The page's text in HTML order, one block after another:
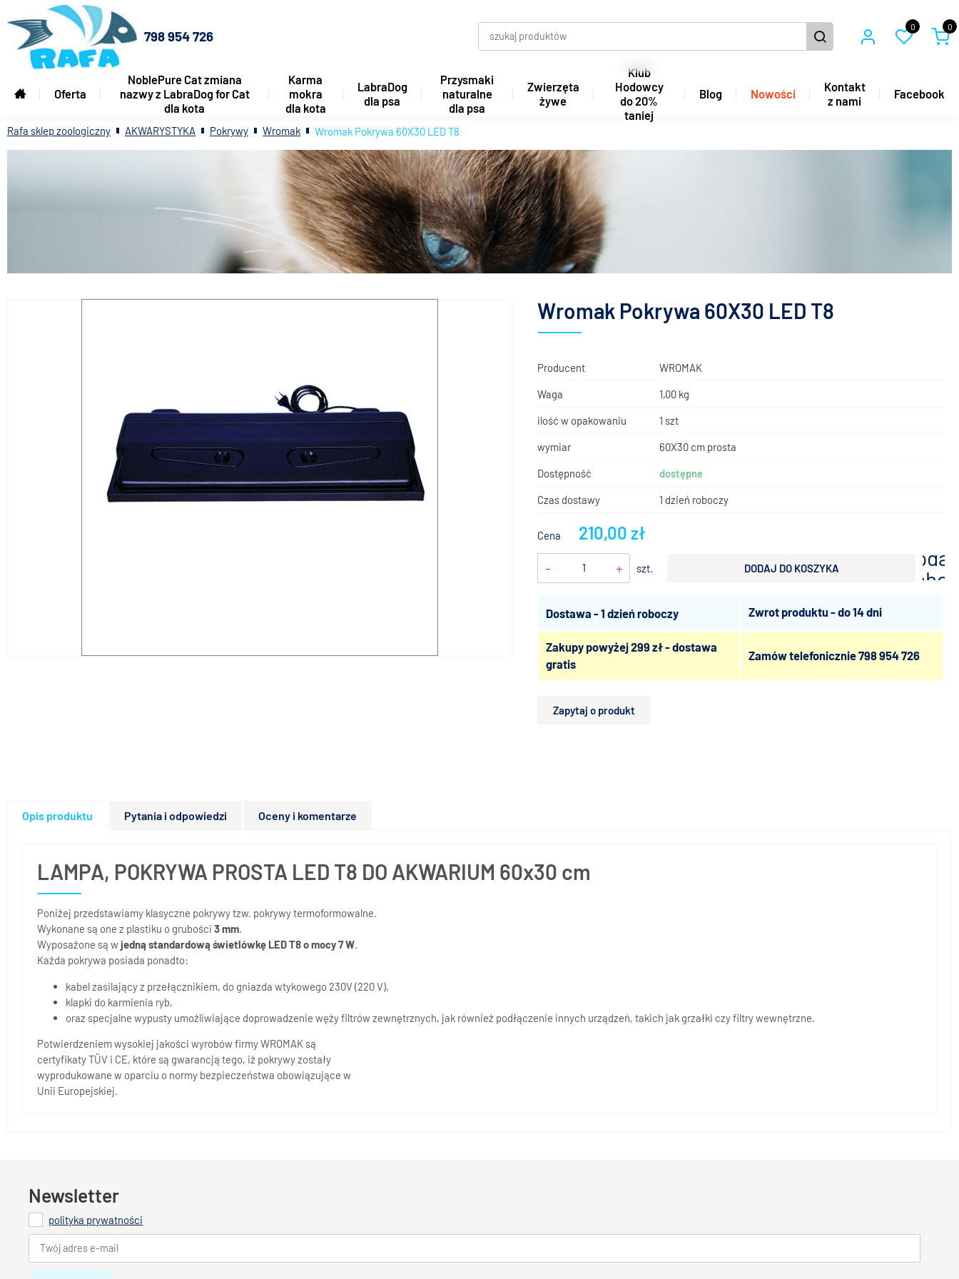
798 954 726
0 0
Oferta
NoblePure Cat zmiana
nazwy z LabraDog for Cat
dla kota
Karma
mokra
dla kota
LabraDog
dla psa
Przysmaki
naturalne
dla psa
Zwierzęta
żywe
Klub
Hodowcy
do 20%
taniej
Blog Nowości
Kontakt
z nami
Facebook
Rafa sklep zoologiczny AKWARYSTYKA Pokrywy Wromak Wromak Pokrywa 60X30 LED T8
Wromak Pokrywa 60X30 LED T8
Producent WROMAK
Waga 1,00 kg
ilość w opakowaniu 1 szt
wymiar 60X30 cm prosta
Dostępność dostępne
Czas dostawy 1 dzień roboczy
Cena 210,00 zł
- + szt. DODAJ DO KOSZYKA
Dostawa - 1 dzień roboczy Zwrot produktu - do 14 dni
Zakupy powyżej 299 zł - dostawa
gratis
Zamów telefonicznie798 954 726
Zapytaj o produkt
Opis produktu Pytania i odpowiedzi Oceny i komentarze
LAMPA, POKRYWA PROSTA LED T8 DO AKWARIUM 60x30 cm
Poniżej przedstawiamy klasyczne pokrywy tzw. pokrywy termoformowalne.
Wykonane są one z plastiku o grubości 3 mm.
Wyposażone są w jedną standardową świetlówkę LED T8 o mocy 7 W.
Każda pokrywa posiada ponadto:
kabel zasilający z przełącznikiem, do gniazda wtykowego 230V (220 V),
klapki do karmienia ryb,
oraz specjalne wypusty umożliwiające doprowadzenie węży filtrów zewnętrznych, jak również podłączenie innych urządzeń, takich jak grzałki czy filtry wewnętrzne.
Potwierdzeniem wysokiej jakości wyrobów firmy WROMAK są
certyfikaty TÜV i CE, które są gwarancją tego, iż pokrywy zostały
wyprodukowane w oparciu o normy bezpieczeństwa obowiązujące w
Unii Europejskiej.
Newsletter
polityka prywatności